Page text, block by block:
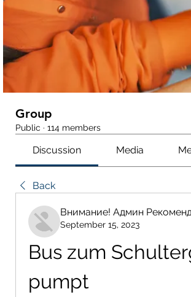
Group
Public · 114 members
Discussion Media
Back
Внимание! Админ
September 15, 2023
Bus zum
pumpt